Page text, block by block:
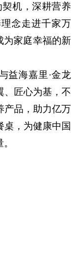
机，深耕营养
念走进千家万
为家庭幸福的新
益海嘉里·金龙
、匠心为基，不
产品，助力亿万
桌，为健康中国